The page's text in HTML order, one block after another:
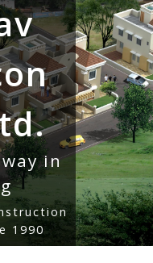
in
1990